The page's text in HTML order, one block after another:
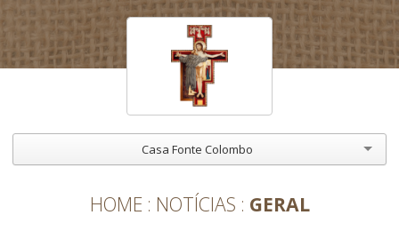
Casa Fonte Colombo
HOME NOTÍCIAS GERAL